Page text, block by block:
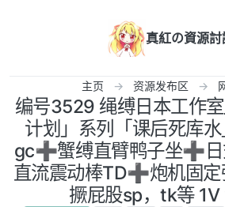
真紅の資源討
主页 资源发布区
编号3529 绳缚日本工作
计划」系列「课后死库
gc➕蟹缚直臂鸭子坐➕
直流震动棒TD➕炮机固
撅屁股sp，tk等 1V